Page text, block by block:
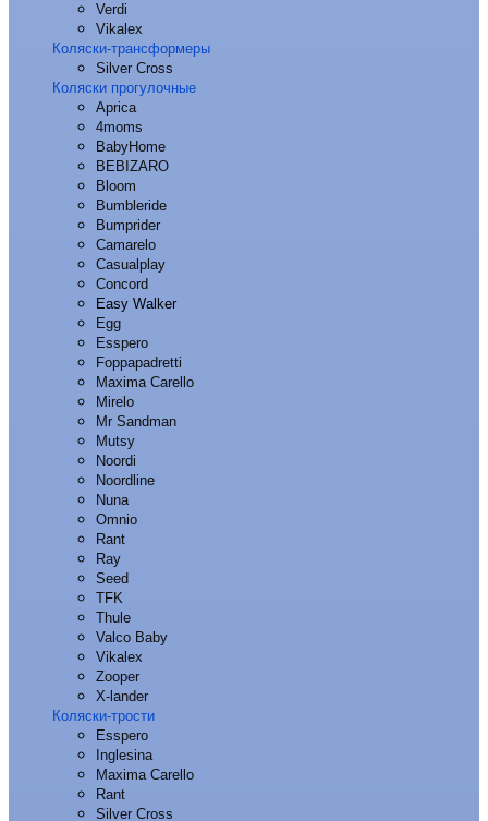
Verdi
Vikalex
Коляски-трансформеры
Silver Cross
Коляски прогулочные
Aprica
4moms
BabyHome
BEBIZARO
Bloom
Bumbleride
Bumprider
Camarelo
Casualplay
Concord
Easy Walker
Egg
Esspero
Foppapadretti
Maxima Carello
Mirelo
Mr Sandman
Mutsy
Noordi
Noordline
Nuna
Omnio
Rant
Ray
Seed
TFK
Thule
Valco Baby
Vikalex
Zooper
X-lander
Коляски-трости
Esspero
Inglesina
Maxima Carello
Rant
Silver Cross